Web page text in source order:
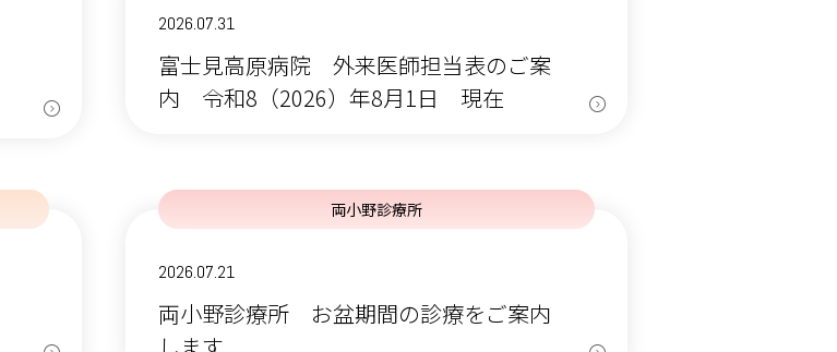
2026.07.31
富士見高原病院 外来医師担当表のご案
内 令和8（2026）年8月1日 現在
両小野診療所
2026.07.21
両小野診療所 お盆期間の診療をご案内